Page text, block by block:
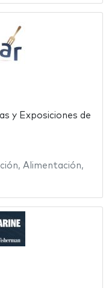
y Exposiciones de
, Alimentación,